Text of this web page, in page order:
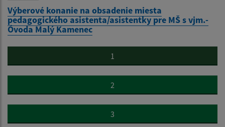
Výberové konanie na obsadenie miesta
pedagogického asistenta/asistentky pre MŠ s vjm.-
Óvoda Malý Kamenec
1
2
3